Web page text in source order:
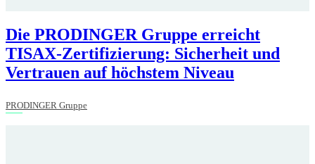
Die PRODINGER Gruppe erreicht
TISAX-Zertifizierung: Sicherheit und
Vertrauen auf höchstem Niveau
PRODINGER Gruppe